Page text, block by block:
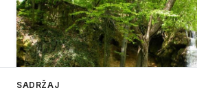
SADRŽAJ